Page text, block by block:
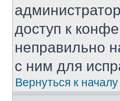
доступ к
неправильно
с ним для
Вернуться к началу